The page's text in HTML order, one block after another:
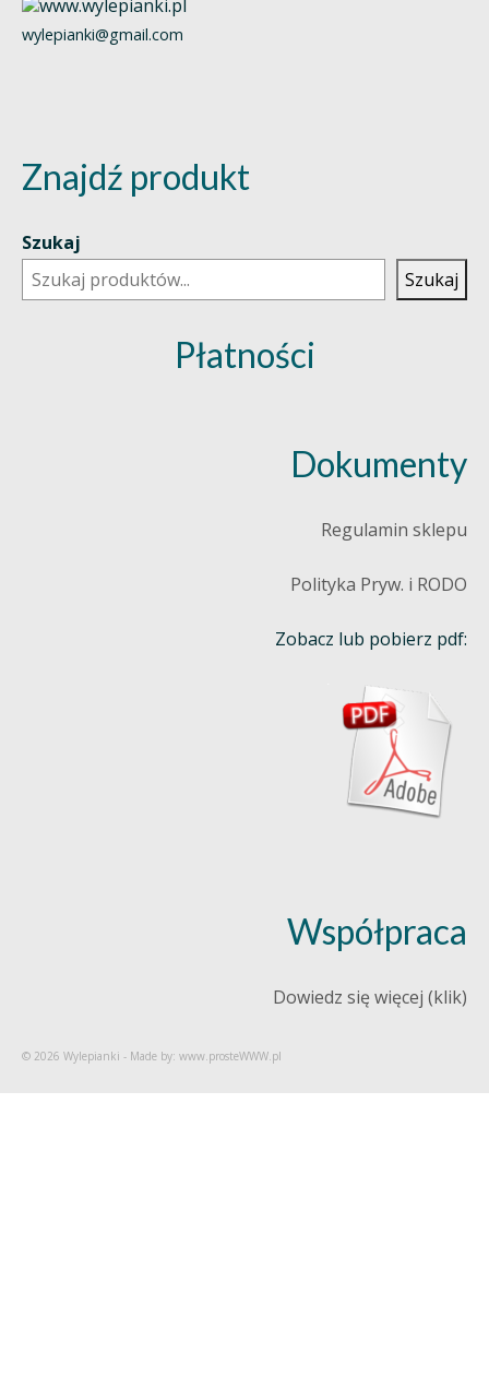
wylepianki@gmail.com
Znajdź produkt
Szukaj
Szukaj
Płatności
Dokumenty
Regulamin sklepu
Polityka Pryw. i RODO
Zobacz lub pobierz pdf:
Współpraca
Dowiedz się więcej (klik)
© 2026 Wylepianki - Made by: www.prosteWWW.pl